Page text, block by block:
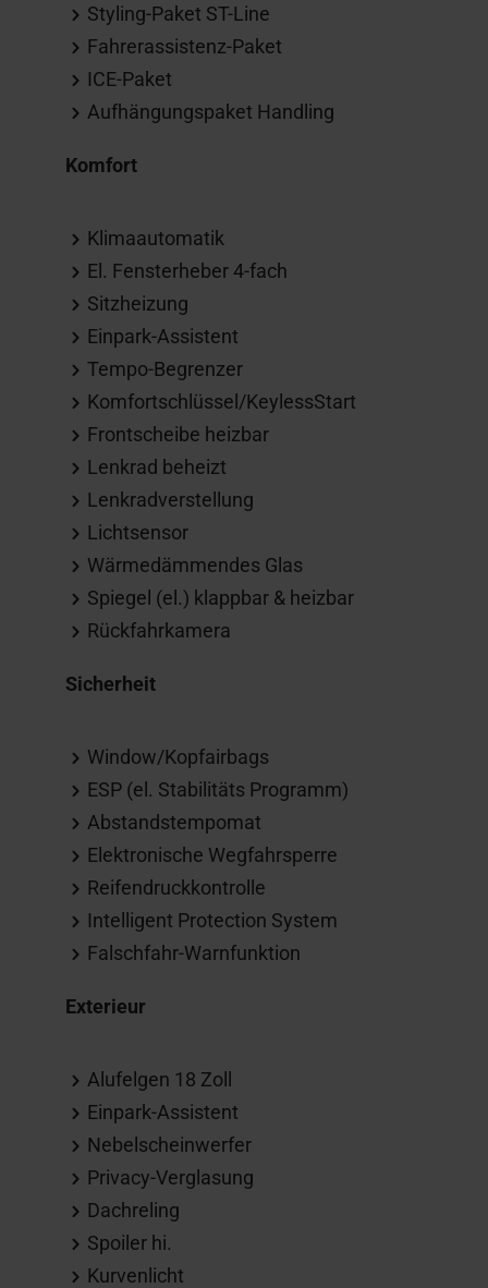
Styling-Paket ST-Line
Fahrerassistenz-Paket
ICE-Paket
Aufhängungspaket Handling
Komfort
Klimaautomatik
El. Fensterheber 4-fach
Sitzheizung
Einpark-Assistent
Tempo-Begrenzer
Komfortschlüssel/KeylessStart
Frontscheibe heizbar
Lenkrad beheizt
Lenkradverstellung
Lichtsensor
Wärmedämmendes Glas
Spiegel (el.) klappbar & heizbar
Rückfahrkamera
Sicherheit
Window/Kopfairbags
ESP (el. Stabilitäts Programm)
Abstandstempomat
Elektronische Wegfahrsperre
Reifendruckkontrolle
Intelligent Protection System
Falschfahr-Warnfunktion
Exterieur
Alufelgen 18 Zoll
Einpark-Assistent
Nebelscheinwerfer
Privacy-Verglasung
Dachreling
Spoiler hi.
Kurvenlicht